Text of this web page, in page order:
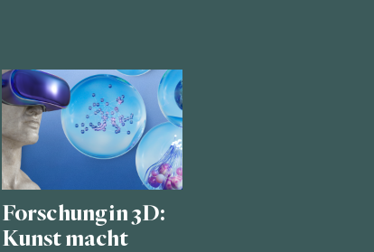
Forschung in 3D:
Kunst macht